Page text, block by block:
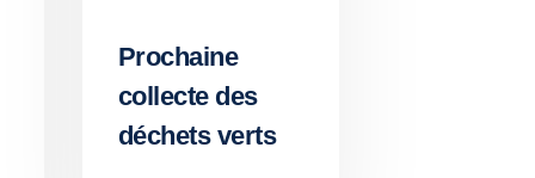
Prochaine
collecte des
déchets verts